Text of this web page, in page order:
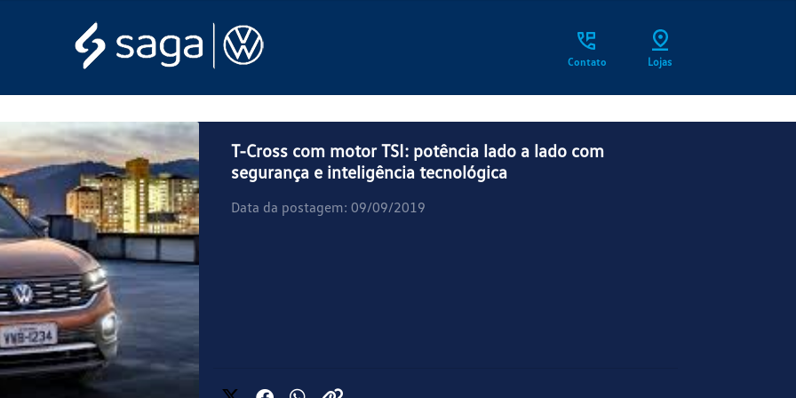
Contato Lojas
T-Cross com motor TSI: potência lado a lado com
segurança e inteligência tecnológica
Data da postagem: 09/09/2019